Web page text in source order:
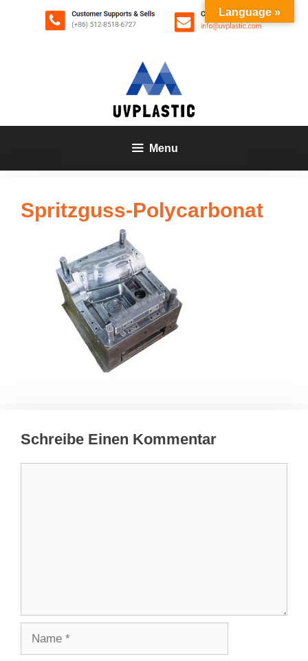
Menu
Spritzguss-Polycarbonat
Schreibe Einen Kommentar
Language »